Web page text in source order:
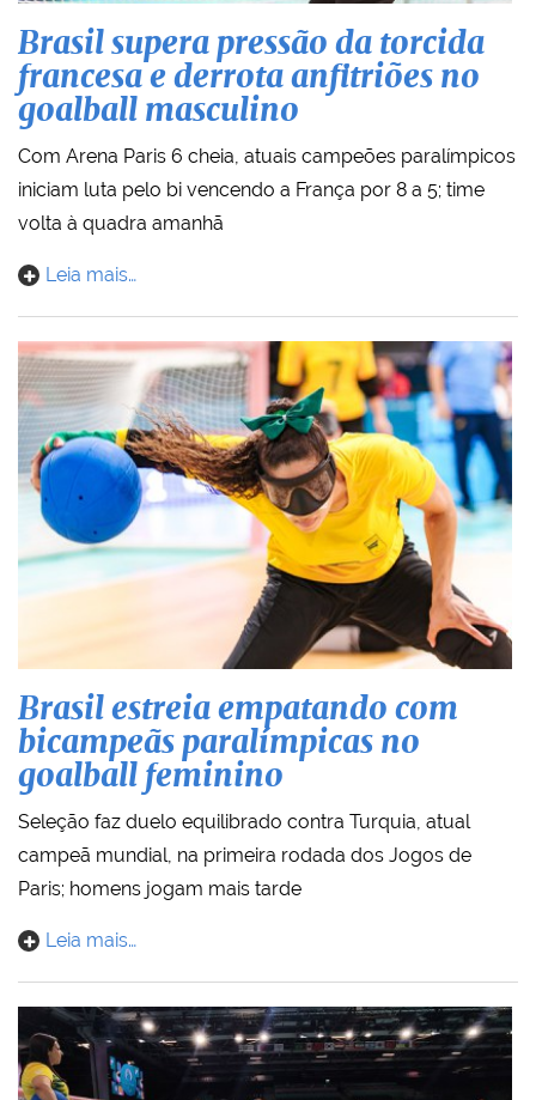
Brasil supera pressão da torcida
francesa e derrota anfitriões no
goalball masculino
Com Arena Paris 6 cheia, atuais campeões paralímpicos
iniciam luta pelo bi vencendo a França por 8 a 5; time
volta à quadra amanhã
Leia mais…
Brasil estreia empatando com
bicampeãs paralímpicas no
goalball feminino
Seleção faz duelo equilibrado contra Turquia, atual
campeã mundial, na primeira rodada dos Jogos de
Paris; homens jogam mais tarde
Leia mais…